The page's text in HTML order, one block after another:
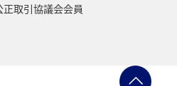
取引協議会会員